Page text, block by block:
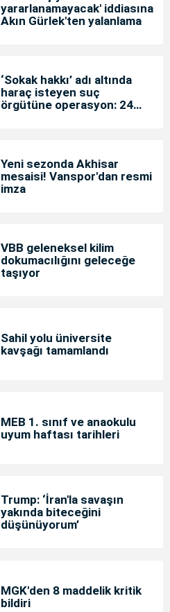
yararlanamayacak' iddiasına
Akın Gürlek'ten yalanlama
‘Sokak hakkı’ adı altında
haraç isteyen suç
örgütüne operasyon: 24
Yeni sezonda Akhisar
mesaisi! Vanspor'dan resmi
imza
VBB geleneksel kilim
dokumacılığını geleceğe
taşıyor
Sahil yolu üniversite
kavşağı tamamlandı
MEB 1. sınıf ve anaokulu
uyum haftası tarihleri
Trump: ‘İran'la savaşın
yakında biteceğini
düşünüyorum’
MGK'den 8 maddelik kritik
bildiri